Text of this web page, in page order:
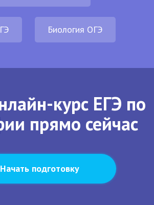
Биология ОГЭ
курс ЕГЭ по
прямо сейчас
Начать подготовку